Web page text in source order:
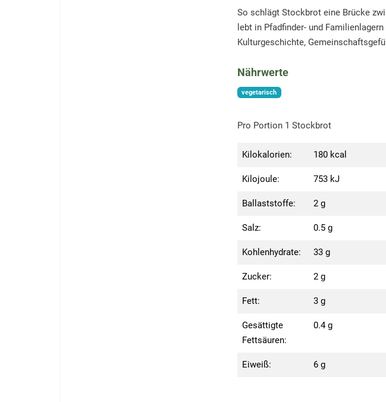
So schlägt Stockbrot eine Brücke
lebt in Pfadfinder- und
Kulturgeschichte,
Nährwerte
vegetarisch
Pro Portion 1 Stockbrot
Kilokalorien: 180 kcal
Kilojoule: 753 kJ
Ballaststoffe: 2 g
Salz: 0.5 g
Kohlenhydrate: 33 g
Zucker: 2 g
Fett: 3 g
Gesättigte
Fettsäuren:
0.4 g
Eiweiß: 6 g